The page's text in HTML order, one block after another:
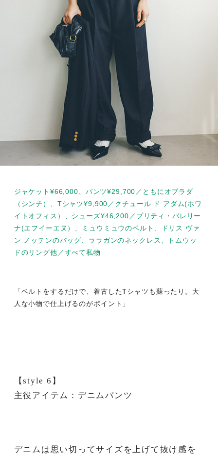
ジャケット¥66,000、パンツ¥29,700／ともにオブラダ
（シンチ）、Tシャツ¥9,900／クチュール ド アダム(ホワ
イトオフィス）、シューズ¥46,200／プリティ・バレリー
ナ(エフイーエヌ）、ミュウミュウのベルト、ドリス ヴァ
ン ノッテンのバッグ、ララガンのネックレス、トムウッ
ドのリング他／すべて私物
「ベルトをするだけで、着古したTシャツも蘇ったり。大
人な小物で仕上げるのがポイント」
【style 6】
主役アイテム：デニムパンツ
デニムは思い切ってサイズを上げて抜け感を